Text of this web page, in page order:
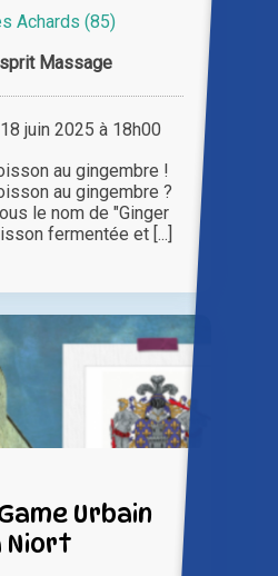
Achards (85)
Massage
juin 2025 à 18h00
au gingembre !
au gingembre ?
le nom de "Ginger
fermentée et [...]
Urbain
Niort